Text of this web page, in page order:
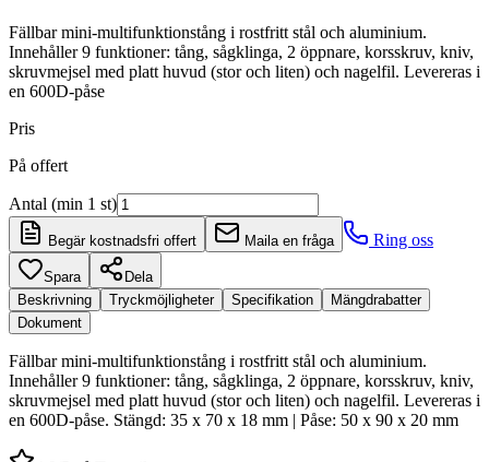
Fällbar mini-multifunktionstång i rostfritt stål och aluminium.
Innehåller 9 funktioner: tång, sågklinga, 2 öppnare, korsskruv, kniv,
skruvmejsel med platt huvud (stor och liten) och nagelfil. Levereras i
en 600D-påse
Pris
På offert
Antal (min 1 st)
Begär kostnadsfri offert Maila en fråga Ring oss
Spara
Dela
Beskrivning
Tryckmöjligheter Specifikation
Mängdrabatter
Dokument
Fällbar mini-multifunktionstång i rostfritt stål och aluminium.
Innehåller 9 funktioner: tång, sågklinga, 2 öppnare, korsskruv, kniv,
skruvmejsel med platt huvud (stor och liten) och nagelfil. Levereras i
en 600D-påse. Stängd: 35 x 70 x 18 mm | Påse: 50 x 90 x 20 mm